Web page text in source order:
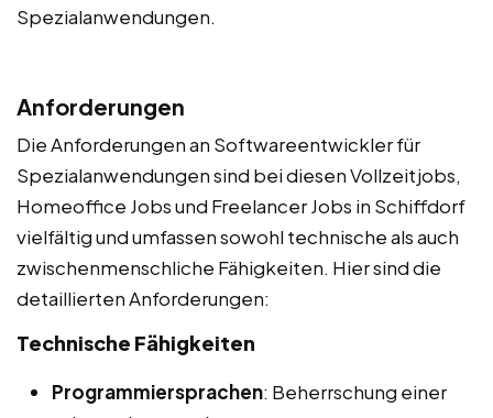
Spezialanwendungen.
Anforderungen
Die Anforderungen an Softwareentwickler für
Spezialanwendungen sind bei diesen Vollzeitjobs,
Homeoffice Jobs und Freelancer Jobs in Schiffdorf
vielfältig und umfassen sowohl technische als auch
zwischenmenschliche Fähigkeiten. Hier sind die
detaillierten Anforderungen:
Technische Fähigkeiten
Programmiersprachen: Beherrschung einer